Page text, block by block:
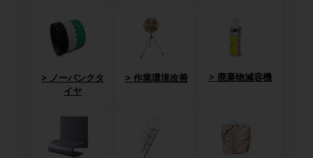
ノーパンクタ
イヤ
作業環境改善 廃棄物減容機